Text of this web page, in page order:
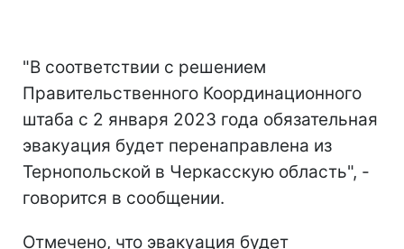
"В соответствии с решением
Правительственного Координационного
штаба с 2 января 2023 года обязательная
эвакуация будет перенаправлена из
Тернопольской в Черкасскую область", -
говорится в сообщении.
Отмечено, что эвакуация будет